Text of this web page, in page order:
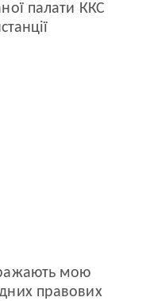
палати ККС
мою
правових